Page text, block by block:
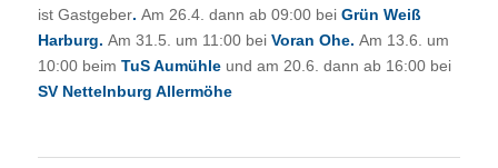
ist Gastgeber. Am 26.4. dann ab 09:00 bei Grün Weiß
Harburg. Am 31.5. um 11:00 bei Voran Ohe. Am 13.6. um
10:00 beim TuS Aumühle und am 20.6. dann ab 16:00 bei
SV Nettelnburg Allermöhe